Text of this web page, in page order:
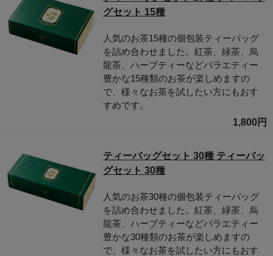
グセット 15種
人気のお茶15種の個包装ティーバッグ
を詰め合わせました。紅茶、緑茶、烏
龍茶、ハーブティーなどバラエティー
豊かな15種類のお茶が楽しめますの
で、様々なお茶を試したい方にもおす
すめです。
1,800円
ティーバッグセット 30種 ティーバッ
グセット 30種
人気のお茶30種の個包装ティーバッグ
を詰め合わせました。紅茶、緑茶、烏
龍茶、ハーブティーなどバラエティー
豊かな30種類のお茶が楽しめますの
で、様々なお茶を試したい方にもおす